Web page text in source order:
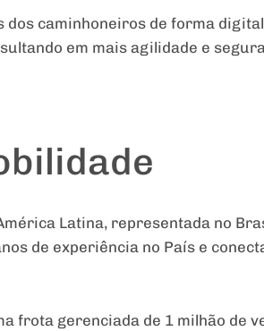
caminhoneiros de forma
em mais agilidade e
Latina, representada no
de experiência no País e
frota gerenciada de 1 milhão de